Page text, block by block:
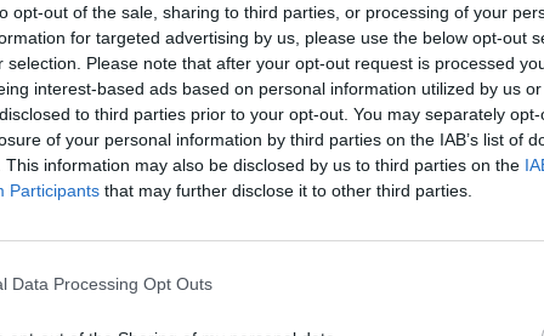
opt-out of the sale, sharing to third parties, or processing of your
for targeted advertising by us, please use the below opt-out
selection. Please note that after your opt-out request is processed
interest-based ads based on personal information utilized by us
to third parties prior to your opt-out. You may separately
of your personal information by third parties on the IAB’s list of
This information may also be disclosed by us to third parties on the
Participants that may further disclose it to other third parties.
Data Processing Opt Outs
η υπερτροφή γενικά
θρεπτική αξίακαι έχει υψηλή
είναι ευεργετικά για την υγεία.
υπερτροφές επειδή τα
με την υγεία της καρδιάς.